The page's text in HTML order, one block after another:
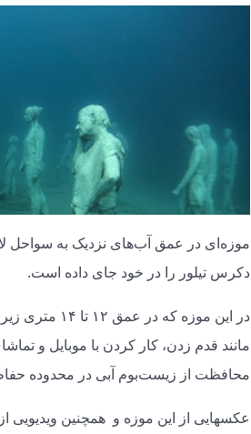
موزه‌ای در عمق آب‌های نزدیک به سواحل
دکرس تیلور را در خود جای داده است.
در این
مانند قدم زدن، کار کردن با موبایل و
محافظت از زیست‌بوم آبی در محدوده
عکسهایی از این موزه و همچنین ویدیویی از